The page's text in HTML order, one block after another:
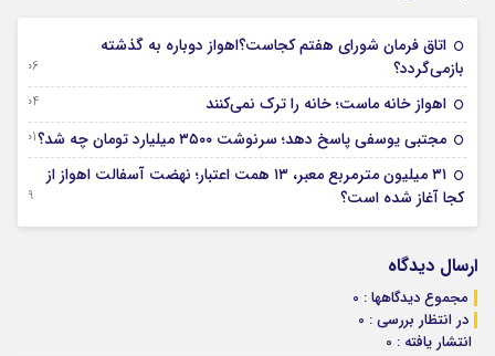
اتاق فرمان شورای هفتم کجاست؟اهواز دوباره به گذشته
بازمی‌گردد؟
06 آگوست 2026
اهواز خانه ماست؛ خانه را ترک نمی‌کنند 04 آگوست 2026
مجتبی یوسفی پاسخ دهد؛ سرنوشت ۳۵۰۰ میلیارد تومان چه شد؟ 01 آگوست 2026
۳۱ میلیون مترمربع معبر، ۱۳ همت اعتبار؛ نهضت آسفالت اهواز از
کجا آغاز شده است؟
29 جولای 2026
ارسال دیدگاه
مجموع دیدگاهها : 0
در انتظار بررسی : 0
انتشار یافته : 0